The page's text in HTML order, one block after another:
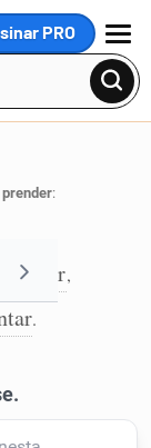
PRO
MENU
prender:
cingir,
.